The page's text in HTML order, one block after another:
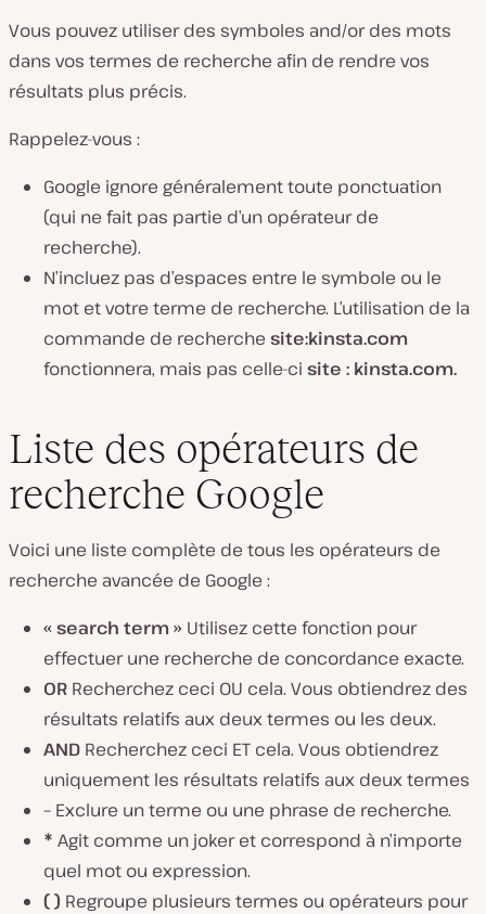
Vous pouvez utiliser des symboles and/or des mots
dans vos termes de recherche afin de rendre vos
résultats plus précis.
Rappelez-vous :
Google ignore généralement toute ponctuation
(qui ne fait pas partie d’un opérateur de
recherche).
N’incluez pas d’espaces entre le symbole ou le
mot et votre terme de recherche. L’utilisation de la
commande de recherche site:kinsta.com
fonctionnera, mais pas celle-ci site : kinsta.com.
Liste des opérateurs de
recherche Google
Voici une liste complète de tous les opérateurs de
recherche avancée de Google :
« search term » Utilisez cette fonction pour
effectuer une recherche de concordance exacte.
OR Recherchez ceci OU cela. Vous obtiendrez des
résultats relatifs aux deux termes ou les deux.
AND Recherchez ceci ET cela. Vous obtiendrez
uniquement les résultats relatifs aux deux termes
– Exclure un terme ou une phrase de recherche.
* Agit comme un joker et correspond à n’importe
quel mot ou expression.
( ) Regroupe plusieurs termes ou opérateurs pour